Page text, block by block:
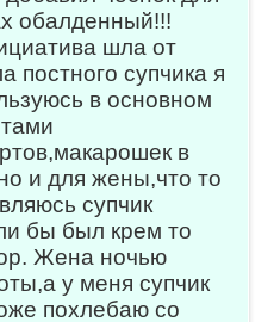
обалденный!!!
шла от
постного супчика я
в основном
в
и для жены,что то
супчик
бы был крем то
Жена ночью
у меня супчик
похлебаю со